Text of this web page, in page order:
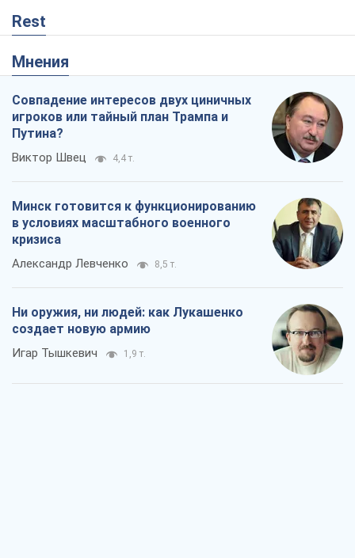
Rest
Мнения
Совпадение интересов двух циничных
игроков или тайный план Трампа и
Путина?
Виктор Швец 4,4 т.
Минск готовится к функционированию
в условиях масштабного военного
кризиса
Александр Левченко 8,5 т.
Ни оружия, ни людей: как Лукашенко
создает новую армию
Игар Тышкевич 1,9 т.